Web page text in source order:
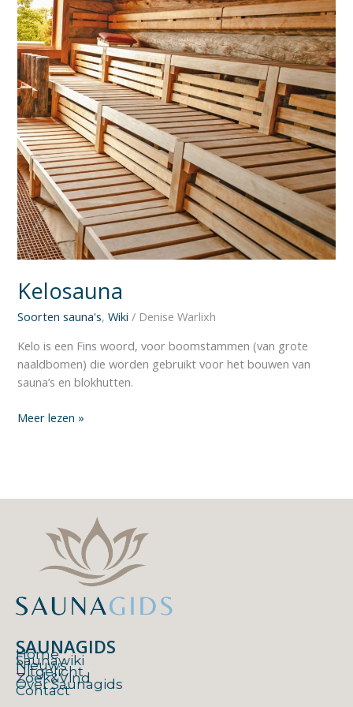
Kelosauna
Soorten sauna's,Wiki / Denise Warlixh
Kelo is een Fins woord, voor boomstammen (van grote
naaldbomen) die worden gebruikt voor het bouwen van
sauna’s en blokhutten.
Meer lezen »
SAUNAGIDS
Home
Saunawiki
Nieuws
Uitgelicht
Zoek&Vind
Over Saunagids
Contact